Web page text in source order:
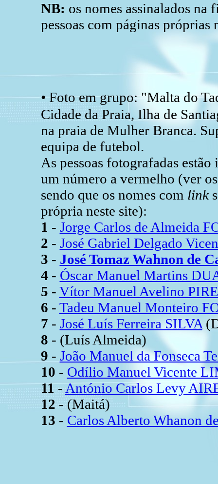
NB: os nomes assinalados na
pessoas com páginas próprias
• Foto em grupo: "Malta do
Cidade da Praia, Ilha de
na praia de Mulher Branca.
equipa de futebol.
As pessoas fotografadas
um número a vermelho (ver
sendo que os nomes com link
própria neste site):
1 - Jorge Carlos de Almeida
2 - José Gabriel Delgado
3 - José Tomaz Wahnon de
4 - Óscar Manuel Martins
5 - Vítor Manuel Avelino
6 - Tadeu Manuel Monteiro
7 - José Luís Ferreira SILVA
8 - (Luís Almeida)
9 - João Manuel da Fonseca
10 - Odílio Manuel Vicente
11-António Carlos Levy
12 - (Maitá)
13 - Carlos Alberto Whanon